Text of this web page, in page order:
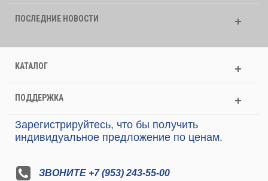
ПОСЛЕДНИЕ НОВОСТИ
КАТАЛОГ
ПОДДЕРЖКА
Зарегистрируйтесь, что бы получить
индивидуальное предложение по ценам.
ЗВОНИТЕ +7 (953) 243-55-00